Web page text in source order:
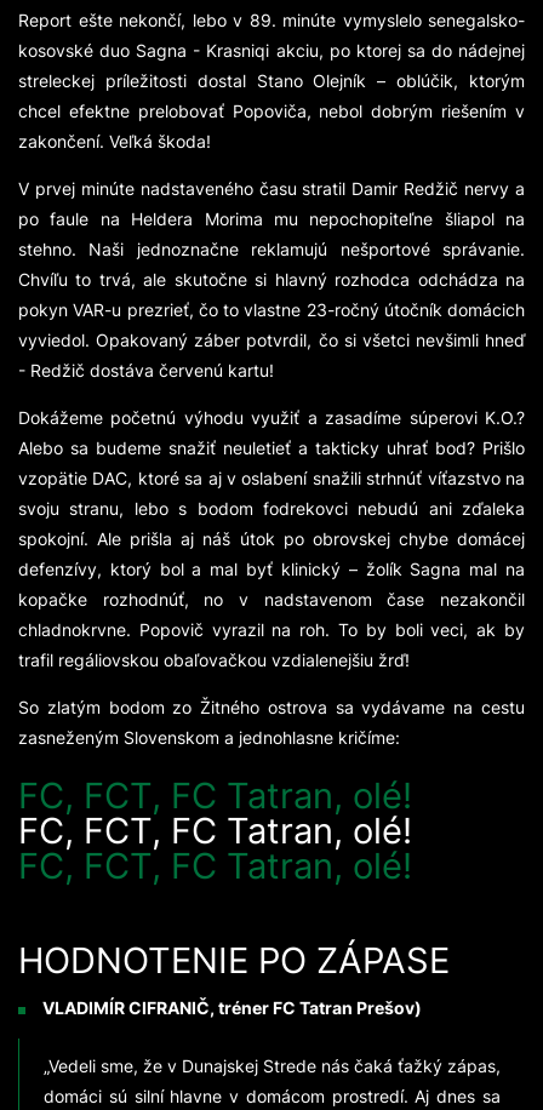
Report ešte nekončí, lebo v 89. minúte vymyslelo senegalsko-
kosovské duo Sagna - Krasniqi akciu, po ktorej sa do nádejnej
streleckej príležitosti dostal Stano Olejník – oblúčik, ktorým
chcel efektne prelobovať Popoviča, nebol dobrým riešením v
zakončení. Veľká škoda!
V prvej minúte nadstaveného času stratil Damir Redžič nervy a
po faule na Heldera Morima mu nepochopiteľne šliapol na
stehno. Naši jednoznačne reklamujú nešportové správanie.
Chvíľu to trvá, ale skutočne si hlavný rozhodca odchádza na
pokyn VAR-u prezrieť, čo to vlastne 23-ročný útočník domácich
vyviedol. Opakovaný záber potvrdil, čo si všetci nevšimli hneď
- Redžič dostáva červenú kartu!
Dokážeme početnú výhodu využiť a zasadíme súperovi K.O.?
Alebo sa budeme snažiť neuletieť a takticky uhrať bod? Prišlo
vzopätie DAC, ktoré sa aj v oslabení snažili strhnúť víťazstvo na
svoju stranu, lebo s bodom fodrekovci nebudú ani zďaleka
spokojní. Ale prišla aj náš útok po obrovskej chybe domácej
defenzívy, ktorý bol a mal byť klinický – žolík Sagna mal na
kopačke rozhodnúť, no v nadstavenom čase nezakončil
chladnokrvne. Popovič vyrazil na roh. To by boli veci, ak by
trafil regáliovskou obaľovačkou vzdialenejšiu žrď!
So zlatým bodom zo Žitného ostrova sa vydávame na cestu
zasneženým Slovenskom a jednohlasne kričíme:
FC, FCT, FC Tatran, olé!
FC, FCT, FC Tatran, olé!
FC, FCT, FC Tatran, olé!
HODNOTENIE PO ZÁPASE
VLADIMÍR CIFRANIČ, tréner FC Tatran Prešov)
„Vedeli sme, že v Dunajskej Strede nás čaká ťažký zápas,
domáci sú silní hlavne v domácom prostredí. Aj dnes sa